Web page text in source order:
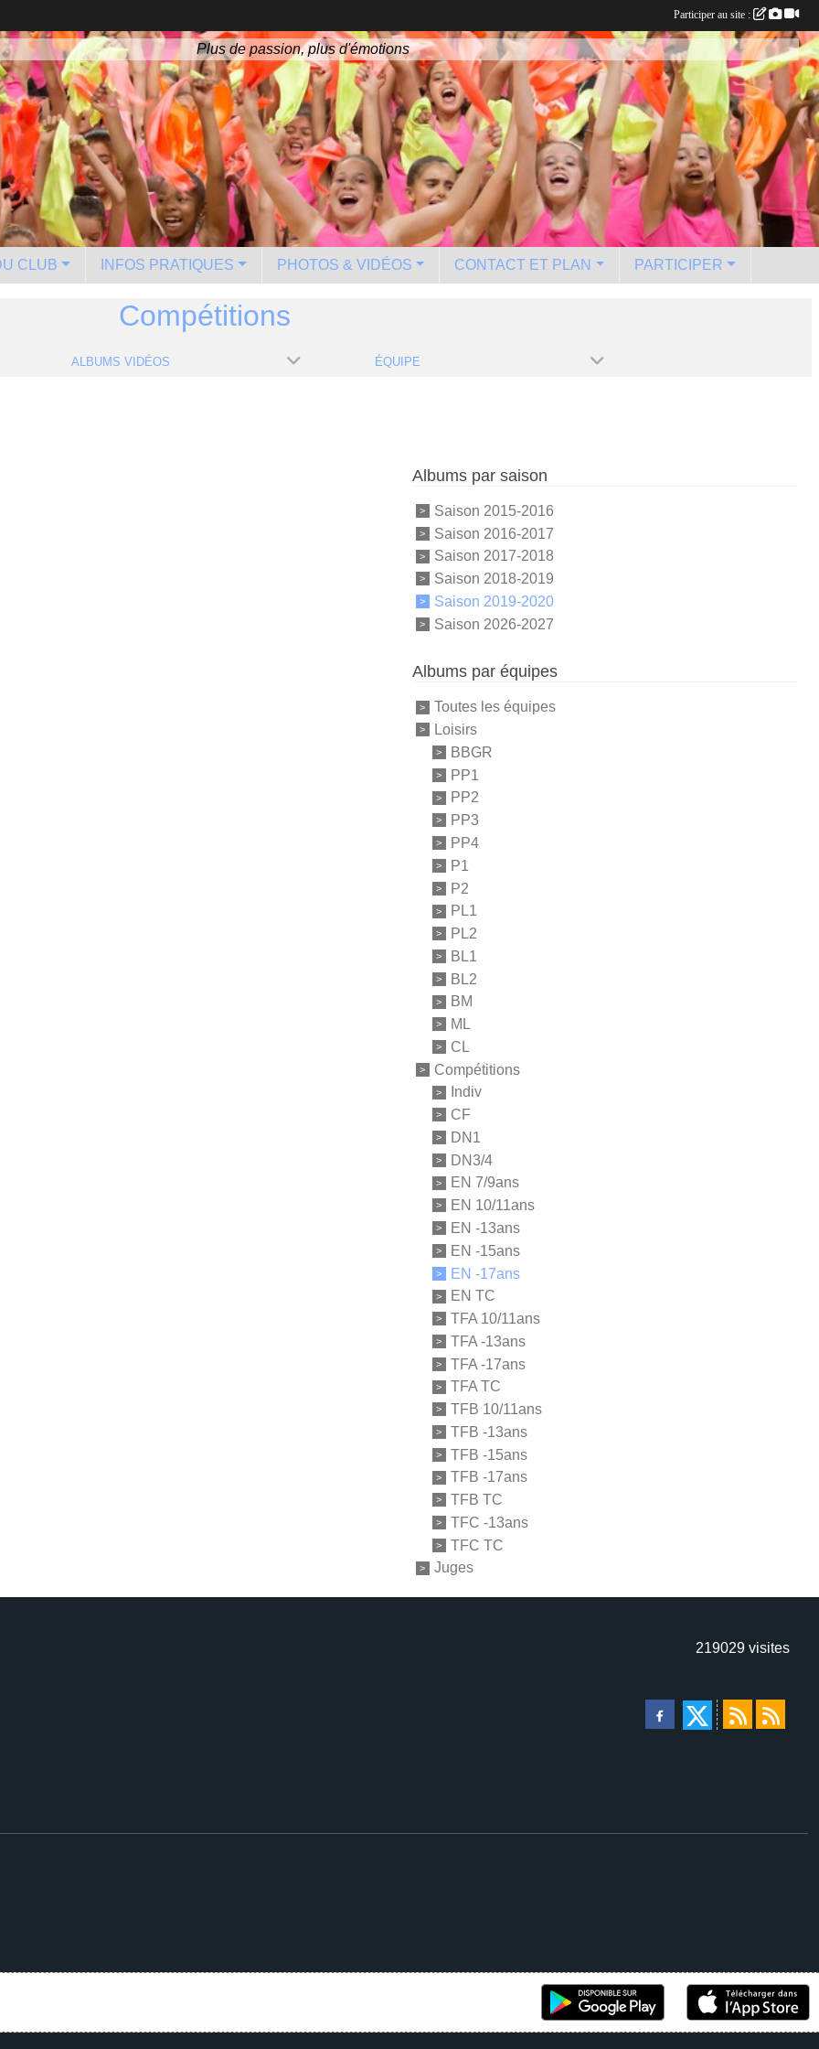
Plus de passion, plus d'émotions
CLUB INFOS PRATIQUES PHOTOS & VIDÉOS CONTACT ET PLAN PARTICIPER
Compétitions
ALBUMS VIDÉOS ÉQUIPE
Albums par saison
Saison 2015-2016
Saison 2016-2017
Saison 2017-2018
Saison 2018-2019
Saison 2019-2020
Saison 2026-2027
Albums par équipes
Toutes les équipes
Loisirs
BBGR
PP1
PP2
PP3
PP4
P1
P2
PL1
PL2
BL1
BL2
BM
ML
CL
Compétitions
Indiv
CF
DN1
DN3/4
EN 7/9ans
EN 10/11ans
EN -13ans
EN -15ans
EN -17ans
EN TC
TFA 10/11ans
TFA -13ans
TFA -17ans
TFA TC
TFB 10/11ans
TFB -13ans
TFB -15ans
TFB -17ans
TFB TC
TFC -13ans
TFC TC
Juges
219029 visites
Participer au site :